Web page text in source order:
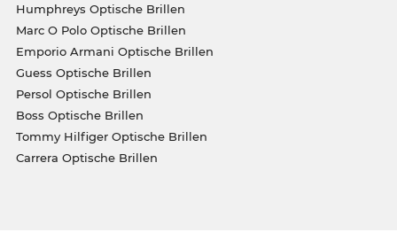
Humphreys Optische Brillen
Marc O Polo Optische Brillen
Emporio Armani Optische Brillen
Guess Optische Brillen
Persol Optische Brillen
Boss Optische Brillen
Tommy Hilfiger Optische Brillen
Carrera Optische Brillen